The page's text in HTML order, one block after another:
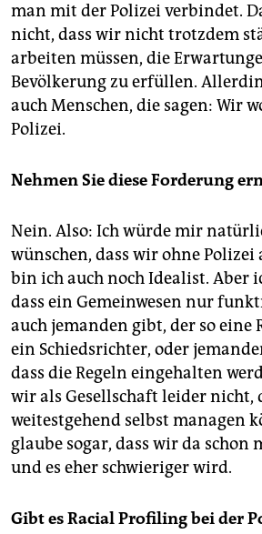
man mit der Polizei verbindet.
nicht, dass wir nicht trotzdem
arbeiten müssen, die
Bevölkerung zu erfüllen.
auch Menschen, die sagen: Wir
Polizei.
Nehmen Sie diese Forderung
Nein. Also: Ich würde mir
wünschen, dass wir ohne Polizei
bin ich auch noch Idealist. Aber
dass ein Gemeinwesen nur
auch jemanden gibt, der so eine
ein Schiedsrichter, oder
dass die Regeln eingehalten
wir als Gesellschaft leider nicht,
weitestgehend selbst managen
glaube sogar, dass wir da schon
und es eher schwieriger wird.
Gibt es Racial Profiling bei der